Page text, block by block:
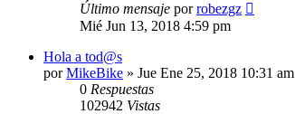
Último mensaje porrobezgz
Mié Jun 13, 2018 4:59 pm
Hola a tod@s
porMikeBike » Jue Ene 25, 2018 10:31 am
0 Respuestas
102942 Vistas